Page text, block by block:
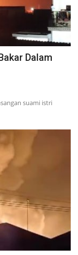
Dalam
suami istri